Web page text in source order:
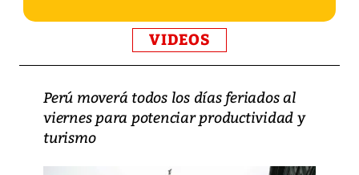
VIDEOS
Perú moverá todos los días feriados al
viernes para potenciar productividad y
turismo